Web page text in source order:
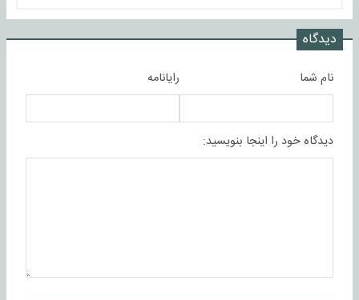
دیدگاه
نام شما رایانامه
دیدگاه خود را اینجا بنویسید: